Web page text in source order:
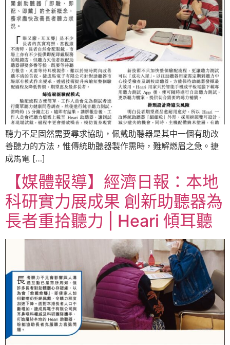
聽力不足固然需要尋求協助，佩戴助聽器是其中一個有助改
善聽力的方法，惟傳統助聽器製作需時，難解燃眉之急。捷
成馬電 […]
【媒體報導】經濟日報：本地
科研實力展成果 創新助聽器為
長者重拾聽力 | Heari 傾耳聽